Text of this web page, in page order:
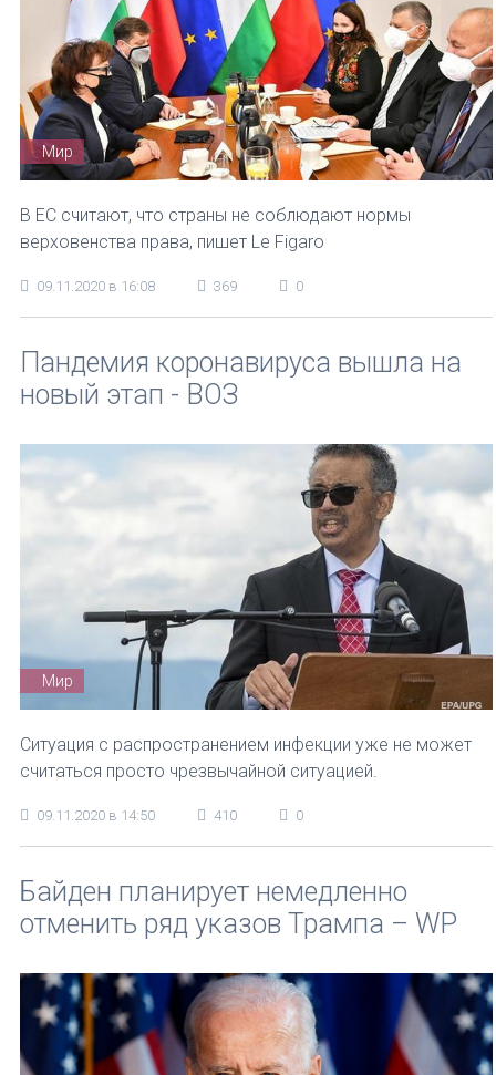
Мир
В ЕС считают, что страны не соблюдают нормы
верховенства права, пишет Le Figaro
09.11.2020 в 16:08 369 0
Пандемия коронавируса вышла на
новый этап - ВОЗ
Мир
Ситуация с распространением инфекции уже не может
считаться просто чрезвычайной ситуацией.
09.11.2020 в 14:50 410 0
Байден планирует немедленно
отменить ряд указов Трампа – WP